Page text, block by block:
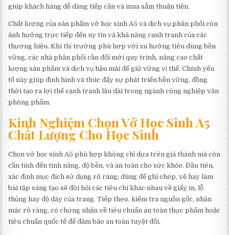
giúp khách hàng dễ dàng tiếp cận và mua sắm thuận tiện.
Chất lượng của sản phẩm vở học sinh A5 và dịch vụ phân phối còn
ảnh hưởng trực tiếp đến uy tín và khả năng cạnh tranh của các
thương hiệu. Khi thị trường phù hợp với xu hướng tiêu dùng bền
vững, các nhà phân phối cần đổi mới quy trình, nâng cao chất
lượng sản phẩm và dịch vụ hậu mãi để giữ vững vị thế. Chính yếu
tố này giúp định hình và thúc đẩy sự phát triển bền vững, đồng
thời tạo ra lợi thế cạnh tranh lâu dài trong ngành công nghiệp văn
phòng phẩm.
Kinh Nghiệm Chọn Vở Học Sinh A5
Chất Lượng Cho Học Sinh
Chọn vở học sinh A5 phù hợp không chỉ dựa trên giá thành mà còn
cần tính đến tính năng, độ bền, và an toàn cho sức khỏe. Đầu tiên,
xác định mục đích sử dụng rõ ràng: dùng để ghi chép, vẽ hay làm
bài tập sáng tạo sẽ đòi hỏi các tiêu chí khác nhau về giấy in, lỗ
thủng hay độ dày của trang. Tiếp theo, kiểm tra nguồn gốc, nhãn
mác rõ ràng, có chứng nhận về tiêu chuẩn an toàn thực phẩm hoặc
tiêu chuẩn quốc tế để đảm bảo an toàn tuyệt đối.